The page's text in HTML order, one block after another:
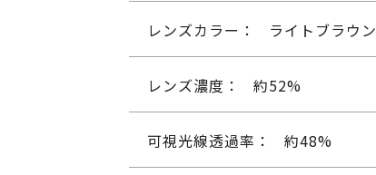
レンズカラー： ライトブラウン
レンズ濃度： 約52%
可視光線透過率： 約48%